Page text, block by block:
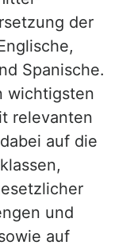
der
Spanische.
wichtigsten
relevanten
auf die
und
auf